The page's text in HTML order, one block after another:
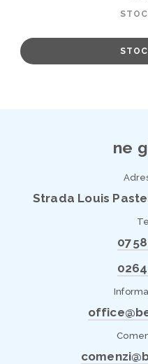
ne
Strada Louis